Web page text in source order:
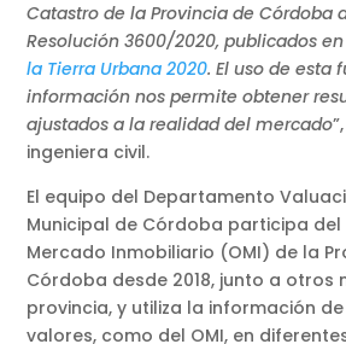
Catastro de la Provincia de Córdoba
Resolución 3600/2020, publicados
la Tierra Urbana 2020. El uso de esta
información nos permite obtener
ajustados a la realidad del mercado
ingeniera civil.
El equipo del Departamento
Municipal de Córdoba participa
Mercado Inmobiliario (OMI) de la
Córdoba desde 2018, junto a otros
provincia, y utiliza la información
valores, como del OMI, en